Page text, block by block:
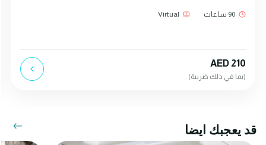
90 ساعات Virtual
AED 210
(بما في ذلك ضريبة)
قد يعجبك ايضا